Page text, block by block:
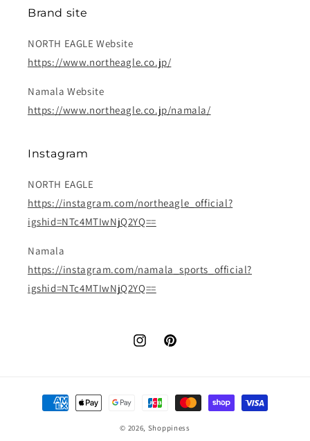
Brand site
NORTH EAGLE Website
https://www.northeagle.co.jp/
Namala Website
https://www.northeagle.co.jp/namala/
Instagram
NORTH EAGLE
https://instagram.com/northeagle_official?
igshid=NTc4MTIwNjQ2YQ==
Namala
https://instagram.com/namala_sports_official?
igshid=NTc4MTIwNjQ2YQ==
InstagramPinterest
決
済
© 2026, Shoppiness